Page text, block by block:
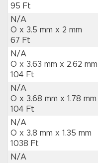
95 Ft
N/A
O x 3.5 mm x 2 mm
67 Ft
N/A
O x 3.63 mm x 2.62 mm
104 Ft
N/A
O x 3.68 mm x 1.78 mm
104 Ft
N/A
O x 3.8 mm x 1.35 mm
1038 Ft
N/A